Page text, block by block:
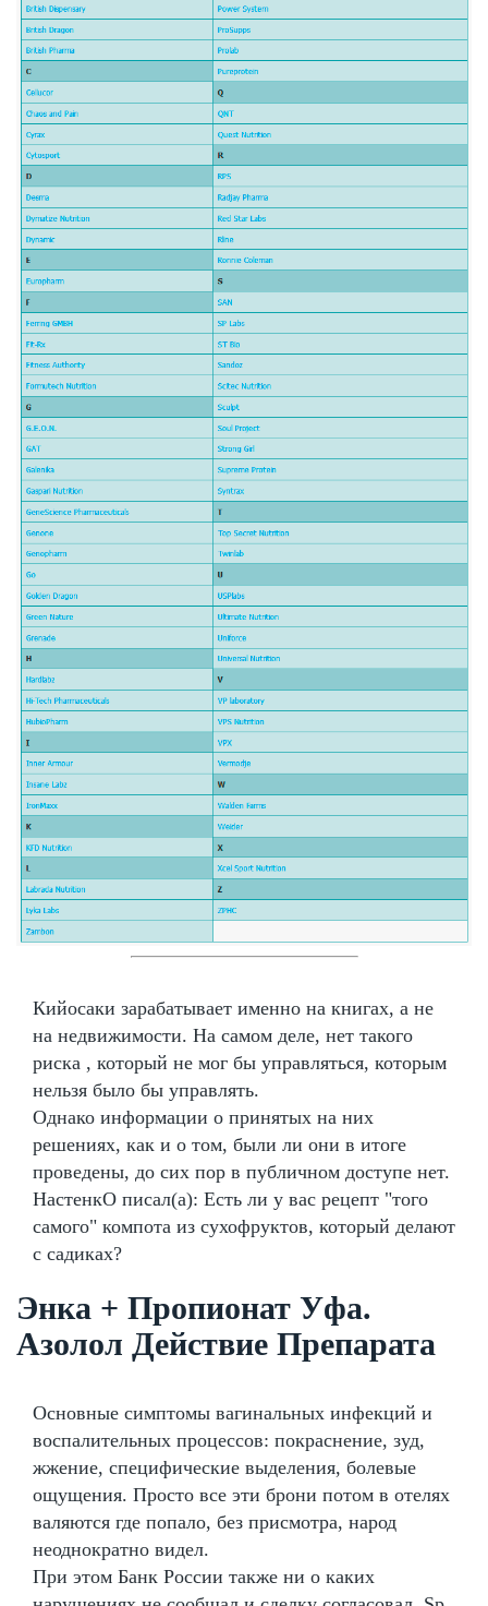
Кийосаки зарабатывает именно на книгах, а не
на недвижимости. На самом деле, нет такого
риска , который не мог бы управляться, которым
нельзя было бы управлять.
Однако информации о принятых на них
решениях, как и о том, были ли они в итоге
проведены, до сих пор в публичном доступе нет.
НастенкО писал(а): Есть ли у вас рецепт "того
самого" компота из сухофруктов, который делают
с садиках?
Энка + Пропионат Уфа.
Азолол Действие Препарата
Основные симптомы вагинальных инфекций и
воспалительных процессов: покраснение, зуд,
жжение, специфические выделения, болевые
ощущения. Просто все эти брони потом в отелях
валяются где попало, без присмотра, народ
неоднократно видел.
При этом Банк России также ни о каких